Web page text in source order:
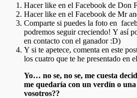
Hacer like en el Facebook de Don
Hacer like en el Facebook de Mr
Comparte si puedes la foto en
podremos seguir creciendo! Y así
en contacto con el ganador :D)
Y si te apetece, comenta en este
los cuatro que te he presentado en
Yo… no se, no se, me cuesta
me quedaría con un verdín o
vosotros??